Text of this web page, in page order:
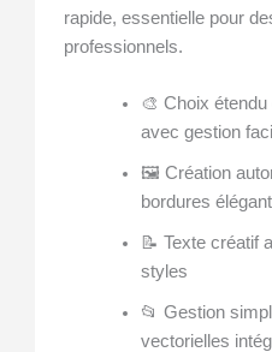
rapide, essentielle pour
professionnels.
🎨 Choix
avec gestion
🖼️ Création
bordures
📝 Texte créatif
styles
📂 Gestion
vectorielles